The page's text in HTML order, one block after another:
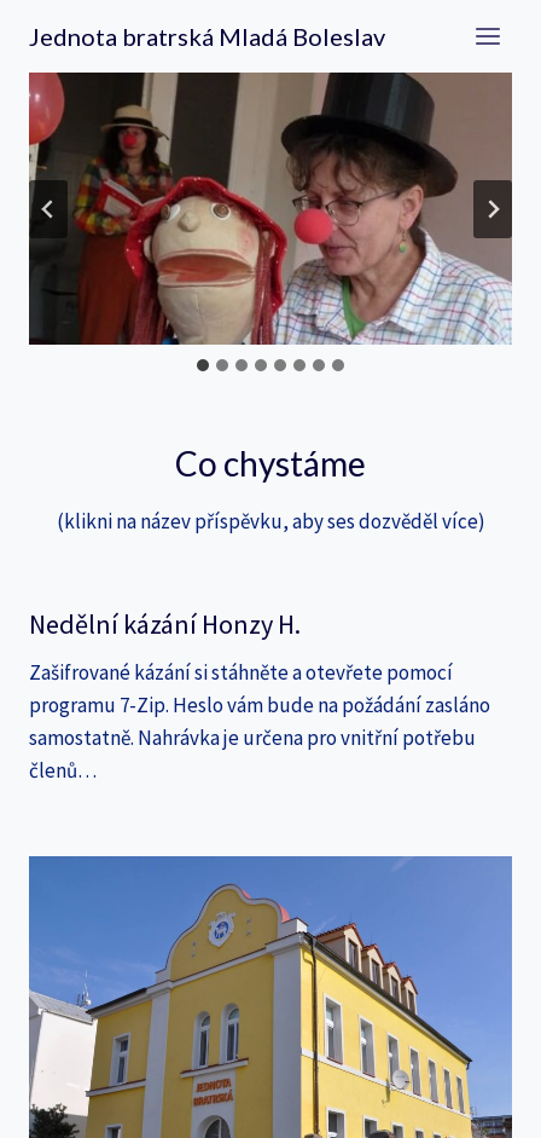
obsah
Jednota bratrská Mladá Boleslav
Co chystáme
(klikni na název příspěvku, aby ses dozvěděl více)
Nedělní kázání Honzy H.
Zašifrované kázání si stáhněte a otevřete pomocí
programu 7-Zip. Heslo vám bude na požádání zasláno
samostatně. Nahrávka je určena pro vnitřní potřebu
členů…